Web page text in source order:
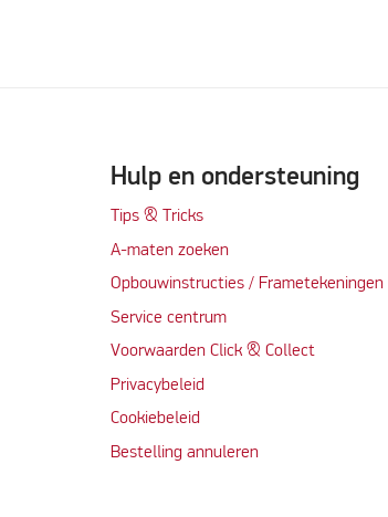
Hulp en ondersteuning
Tips & Tricks
A-maten zoeken
Opbouwinstructies / Frametekeningen
Service centrum
Voorwaarden Click & Collect
Privacybeleid
Cookiebeleid
Bestelling annuleren